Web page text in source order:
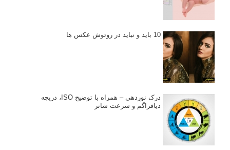
10 باید و نباید در روتوش عکس ها
درک نوردهی – همراه با توضیح ISO، دریچه
دیافراگم و سرعت شاتر